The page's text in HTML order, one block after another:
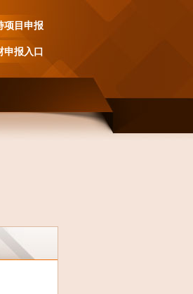
项目申报
申报入口